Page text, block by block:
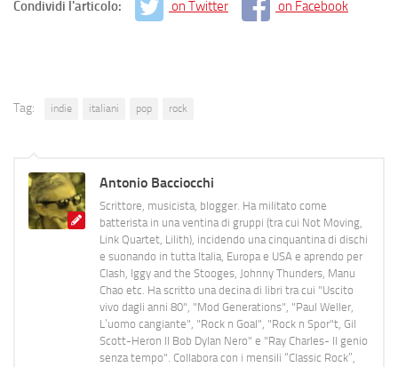
Condividi l'articolo: on Twitter on Facebook
Tag: indie italiani pop rock
Antonio Bacciocchi
Scrittore, musicista, blogger. Ha militato come
batterista in una ventina di gruppi (tra cui Not Moving,
Link Quartet, Lilith), incidendo una cinquantina di dischi
e suonando in tutta Italia, Europa e USA e aprendo per
Clash, Iggy and the Stooges, Johnny Thunders, Manu
Chao etc. Ha scritto una decina di libri tra cui "Uscito
vivo dagli anni 80", "Mod Generations", "Paul Weller,
L’uomo cangiante", "Rock n Goal", "Rock n Spor"t, Gil
Scott-Heron Il Bob Dylan Nero" e "Ray Charles- Il genio
senza tempo". Collabora con i mensili “Classic Rock”,